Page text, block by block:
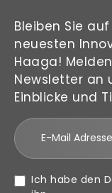
Bleiben Sie
neuesten
Haaga!
Newsletter an
Einblicke und
Ich habe den